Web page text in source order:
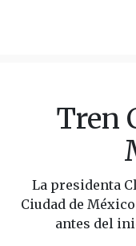
Tren
La presidenta
Ciudad de
antes del